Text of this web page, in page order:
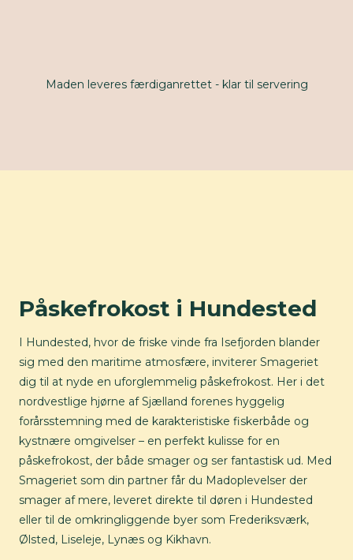
Maden leveres færdiganrettet - klar til servering
Påskefrokost i Hundested
I Hundested, hvor de friske vinde fra Isefjorden blander
sig med den maritime atmosfære, inviterer Smageriet
dig til at nyde en uforglemmelig påskefrokost. Her i det
nordvestlige hjørne af Sjælland forenes hyggelig
forårsstemning med de karakteristiske fiskerbåde og
kystnære omgivelser – en perfekt kulisse for en
påskefrokost, der både smager og ser fantastisk ud. Med
Smageriet som din partner får du Madoplevelser der
smager af mere, leveret direkte til døren i Hundested
eller til de omkringliggende byer som Frederiksværk,
Ølsted, Liseleje, Lynæs og Kikhavn.